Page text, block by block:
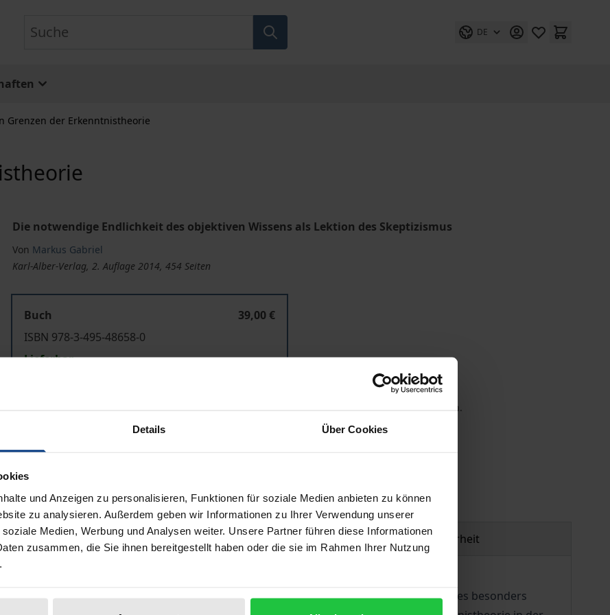
Details Über Cookies
und Anzeigen zu personalisieren, Funktionen für soziale Medien anbieten zu können
zu analysieren. Außerdem geben wir Informationen zu Ihrer Verwendung unserer
Medien, Werbung und Analysen weiter. Unsere Partner führen diese Informationen
zusammen, die Sie ihnen bereitgestellt haben oder die sie im Rahmen Ihrer Nutzung
DE
Grenzen der Erkenntnistheorie
Die notwendige Endlichkeit des objektiven Wissens als Lektion des Skeptizismus
Von Markus Gabriel
Karl-Alber-Verlag, 2. Auflage 2014, 454 Seiten
Buch
39,00 €
ISBN 978-3-495-48658-0
Lieferbar
Preisangaben inkl. MwSt. Abhängig von der Lieferadresse kann die MwSt. an der Kasse variieren.
In den Warenkorb
Hinweise zu Versandkosten
Bibliografische Angaben Produktsicherheit
nach wie vor eine zentrale Rolle in der gegenwärtigen Erkenntnistheorie. Dabei ist es besonders